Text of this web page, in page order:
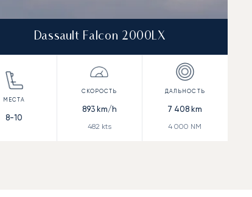
Dassault Falcon 2000LX
8-10
893km/h
482 kts
7 408 km
4 000 NM